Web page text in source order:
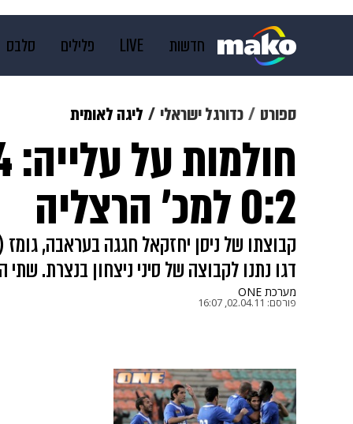
חדשות LIVE פלילים סלבס
תרבות צבא וביטחון
גאווה ויוה משפט תשעה
ספורט כדורגל ישראלי ליגה לאומית
0:2 למכ' הרצליה
קבוצתו של ניסן יחזקאל חגגה בעראבה,
דגו נתנו לקבוצה של סיני ניצחון בנצרת. שתי הקבוצות 8
מערכת ONE
פורסם: 02.04.11, 16:07